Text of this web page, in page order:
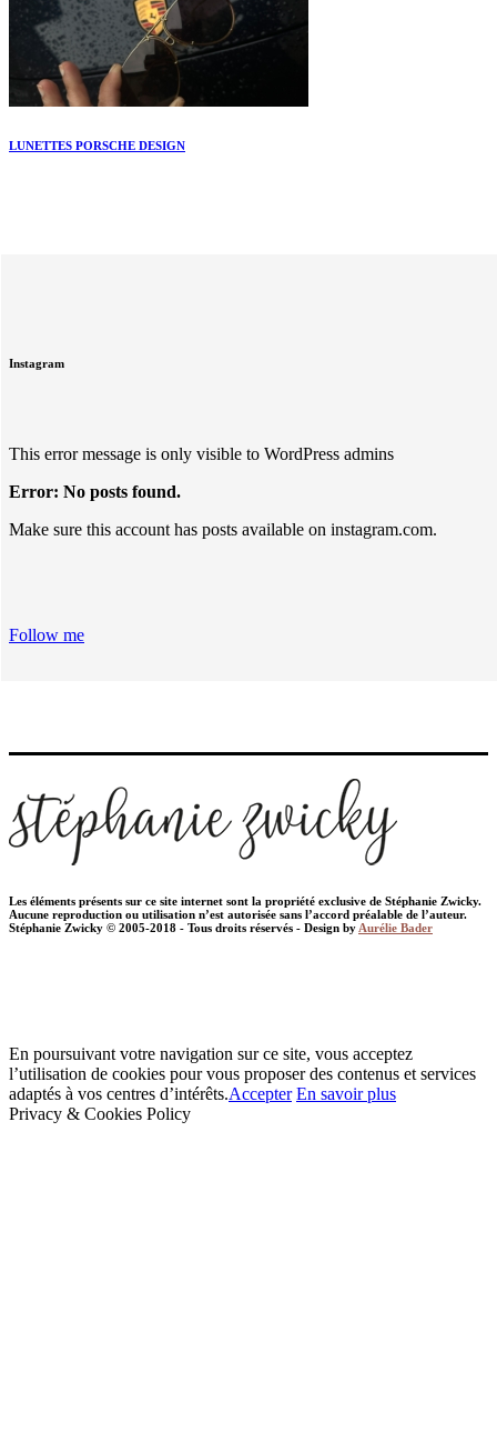
LUNETTES PORSCHE DESIGN
Instagram
This error message is only visible to WordPress admins
Error: No posts found.
Make sure this account has posts available on instagram.com.
Follow me
Les éléments présents sur ce site internet sont la propriété exclusive de Stéphanie Zwicky.
Aucune reproduction ou utilisation n’est autorisée sans l’accord préalable de l’auteur.
Stéphanie Zwicky © 2005-2018 - Tous droits réservés - Design by Aurélie Bader
En poursuivant votre navigation sur ce site, vous acceptez
l’utilisation de cookies pour vous proposer des contenus et services
adaptés à vos centres d’intérêts.Accepter En savoir plus
Privacy & Cookies Policy